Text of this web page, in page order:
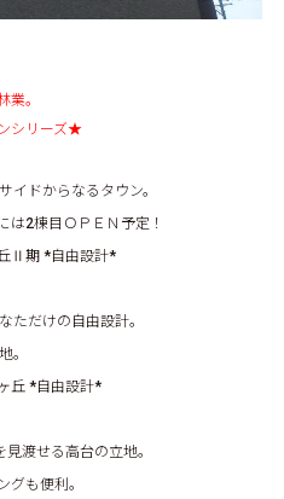
業。
シリーズ★
イドからなるタウン。
は2棟目ＯＰＥＮ予定！
Ⅱ期 *自由設計*
ただけの自由設計。
。
丘*自由設計*
渡せる高台の立地。
グも便利。